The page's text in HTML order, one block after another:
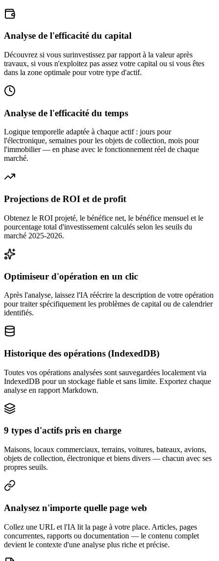
Analyse de l'efficacité du capital
Découvrez si vous surinvestissez par rapport à la valeur après
travaux, si vous n'exploitez pas assez votre capital ou si vous êtes
dans la zone optimale pour votre type d'actif.
Analyse de l'efficacité du temps
Logique temporelle adaptée à chaque actif : jours pour
l'électronique, semaines pour les objets de collection, mois pour
l'immobilier — en phase avec le fonctionnement réel de chaque
marché.
Projections de ROI et de profit
Obtenez le ROI projeté, le bénéfice net, le bénéfice mensuel et le
pourcentage total d'investissement calculés selon les seuils du
marché 2025-2026.
Optimiseur d'opération en un clic
Après l'analyse, laissez l'IA réécrire la description de votre opération
pour traiter spécifiquement les problèmes de capital ou de calendrier
identifiés.
Historique des opérations (IndexedDB)
Toutes vos opérations analysées sont sauvegardées localement via
IndexedDB pour un stockage fiable et sans limite. Exportez chaque
analyse en rapport Markdown.
9 types d'actifs pris en charge
Maisons, locaux commerciaux, terrains, voitures, bateaux, avions,
objets de collection, électronique et biens divers — chacun avec ses
propres seuils.
Analysez n'importe quelle page web
Collez une URL et l'IA lit la page à votre place. Articles, pages
concurrentes, rapports ou documentation — le contenu complet
devient le contexte d'une analyse plus riche et précise.